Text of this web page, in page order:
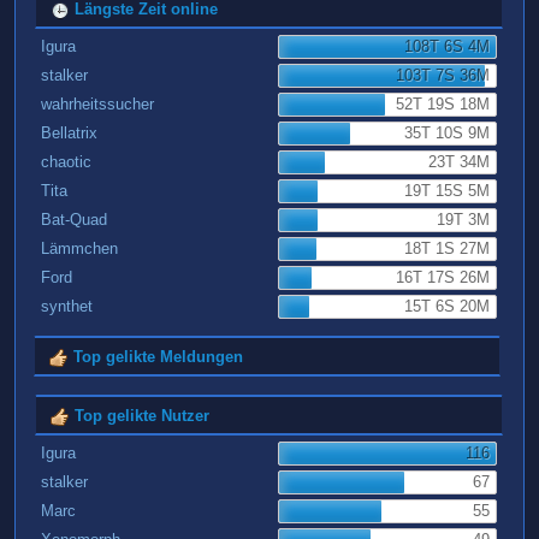
Längste Zeit online
Igura
108T 6S 4M
stalker
103T 7S 36M
wahrheitssucher
52T 19S 18M
Bellatrix
35T 10S 9M
chaotic
23T 34M
Tita
19T 15S 5M
Bat-Quad
19T 3M
Lämmchen
18T 1S 27M
Ford
16T 17S 26M
synthet
15T 6S 20M
Top gelikte Meldungen
Top gelikte Nutzer
Igura
116
stalker
67
Marc
55